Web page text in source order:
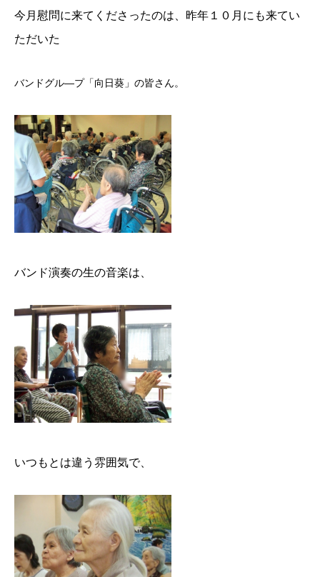
今月慰問に来てくださったのは、昨年１０月にも来てい
ただいた
バンドグル―プ「向日葵」の皆さん。
バンド演奏の生の音楽は、
いつもとは違う雰囲気で、